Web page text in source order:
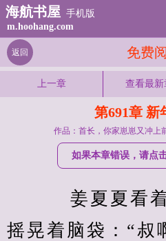
海航书屋 手机版
m.hoohang.com
免费
返回
上一章 查看最新
第691章 新
作品：首长，你家崽崽又冲上
如果本章错误，请点
摇晃着脑袋：“叔